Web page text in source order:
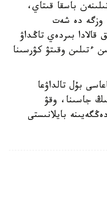
باسقا قىتاي،
وزگە دە شەت
قالادا بىردەي تاڭداۋ
ءتىلىن وقىتۋ كۋرسىنا
بۇل تالداۋعا
جاسىنا، وقۋ
بايلانىستى